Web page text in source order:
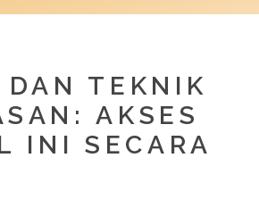
DAN TEKNIK
AKSES
INI SECARA